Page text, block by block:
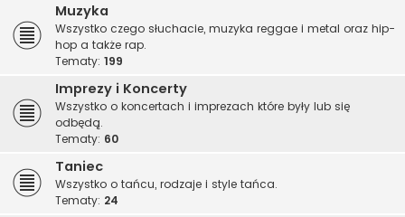
Muzyka
Wszystko czego słuchacie, muzyka reggae i metal oraz hip-
hop a także rap.
Tematy: 199
Imprezy i Koncerty
Wszystko o koncertach i imprezach które były lub się
odbędą.
Tematy: 60
Taniec
Wszystko o tańcu, rodzaje i style tańca.
Tematy: 24